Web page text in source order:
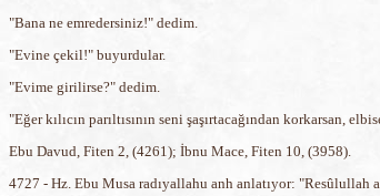
"Bana ne emredersiniz!" dedim.
"Evine çekil!" buyurdular.
"Evime girilirse?" dedim.
"Eğer kılıcın parıltısının seni şaşırtacağından korkarsan,
Ebu Davud, Fiten 2, (4261); İbnu Mace, Fiten 10, (3958).
4727 - Hz. Ebu Musa radıyallahu anh anlatıyor: "Resûlullah